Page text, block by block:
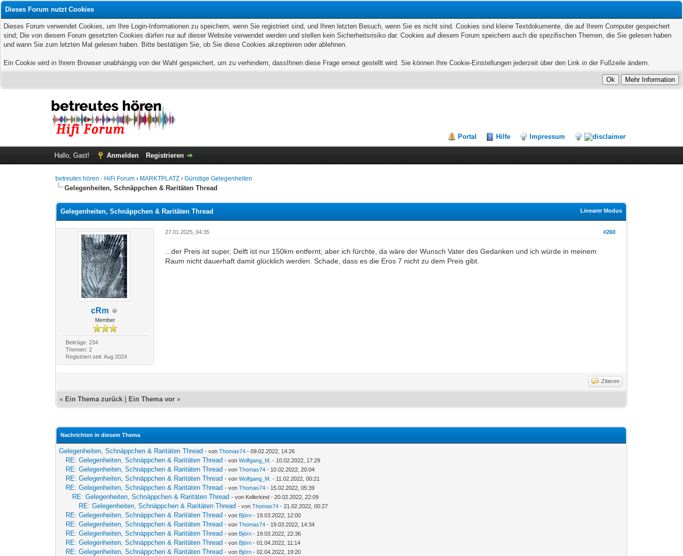
Dieses Forum nutzt Cookies
Dieses Forum verwendet Cookies, um Ihre Login-Informationen zu speichern, wenn Sie registriert sind, und Ihren letzten Besuch, wenn Sie es nicht sind. Cookies sind kleine Textdokumente, die auf Ihrem Computer gespeichert
sind; Die von diesem Forum gesetzten Cookies dürfen nur auf dieser Website verwendet werden und stellen kein Sicherheitsrisiko dar. Cookies auf diesem Forum speichern auch die spezifischen Themen, die Sie gelesen haben
und wann Sie zum letzten Mal gelesen haben. Bitte bestätigen Sie, ob Sie diese Cookies akzeptieren oder ablehnen.
Ein Cookie wird in Ihrem Browser unabhängig von der Wahl gespeichert, um zu verhindern, dassIhnen diese Frage erneut gestellt wird. Sie können Ihre Cookie-Einstellungen jederzeit über den Link in der Fußzeile ändern.
Portal Hilfe Impressum
Hallo, Gast! Anmelden Registrieren
betreutes hören - HiFi Forum› MARKTPLATZ ›Günstige Gelegenheiten
Gelegenheiten, Schnäppchen & Raritäten Thread
Linearer Modus
Gelegenheiten, Schnäppchen & Raritäten Thread
cRm
Member
Beiträge: 234
Themen: 2
Registriert seit: Aug 2024
#260
27.01.2025, 04:35
...der Preis ist super, Delft ist nur 150km entfernt, aber ich fürchte, da wäre der Wunsch Vater des Gedanken und ich würde in meinem
Raum nicht dauerhaft damit glücklich werden. Schade, dass es die Eros 7 nicht zu dem Preis gibt.
Zitieren
« Ein Thema zurück Ein Thema vor »
Nachrichten in diesem Thema
Gelegenheiten, Schnäppchen & Raritäten Thread - vonThomas74 - 09.02.2022, 14:26
RE: Gelegenheiten, Schnäppchen & Raritäten Thread - vonWolfgang_M. - 10.02.2022, 17:29
RE: Gelegenheiten, Schnäppchen & Raritäten Thread - vonThomas74 - 10.02.2022, 20:04
RE: Gelegenheiten, Schnäppchen & Raritäten Thread - vonWolfgang_M. - 11.02.2022, 00:21
RE: Gelegenheiten, Schnäppchen & Raritäten Thread - vonThomas74 - 15.02.2022, 05:39
RE: Gelegenheiten, Schnäppchen & Raritäten Thread - von Kellerkind - 20.02.2022, 22:09
RE: Gelegenheiten, Schnäppchen & Raritäten Thread - vonThomas74 - 21.02.2022, 00:27
RE: Gelegenheiten, Schnäppchen & Raritäten Thread - von Björn - 19.03.2022, 12:00
RE: Gelegenheiten, Schnäppchen & Raritäten Thread - vonThomas74 - 19.03.2022, 14:34
RE: Gelegenheiten, Schnäppchen & Raritäten Thread - von Björn - 19.03.2022, 22:36
RE: Gelegenheiten, Schnäppchen & Raritäten Thread - von Björn - 01.04.2022, 11:14
RE: Gelegenheiten, Schnäppchen & Raritäten Thread - von Björn - 02.04.2022, 19:20